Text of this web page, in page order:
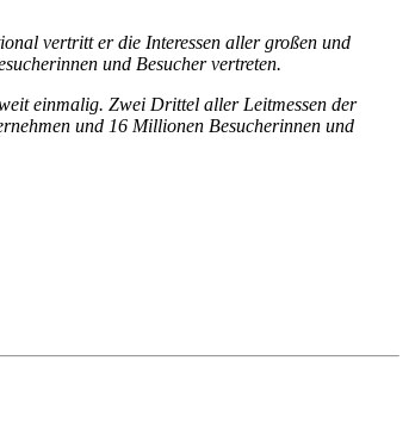
vertritt er die Interessen aller großen und
und Besucher vertreten.
einmalig. Zwei Drittel aller Leitmessen der
und 16 Millionen Besucherinnen und